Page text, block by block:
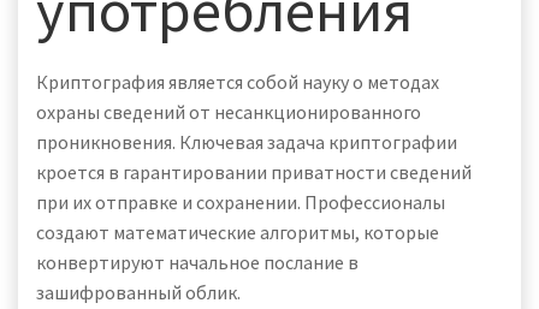
Криптография является собой науку о методах
охраны сведений от несанкционированного
проникновения. Ключевая задача криптографии
кроется в гарантировании приватности сведений
при их отправке и сохранении. Профессионалы
создают математические алгоритмы, которые
конвертируют начальное послание в
зашифрованный облик.